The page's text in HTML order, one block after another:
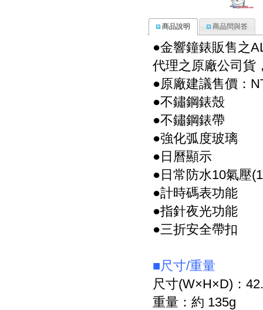
商品說明 商品問與答
●金響鐘錶販售之
代理之原廠公司貨
●原廠建議售價：
●不鏽鋼錶殼
●不鏽鋼錶帶
●強化弧度玻璃
●日曆顯示
●日常防水10氣壓
●計時碼表功能
●指針夜光功能
●三折安全帶扣
■尺寸/重量
尺寸(W×H×D)：
重量：約 135g